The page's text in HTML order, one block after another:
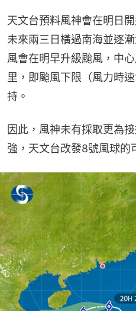
天文台預料風神會在明日
未來兩三日橫過南海並逐
風會在明早升級颱風，中
里，即颱風下限（風力時
持。
因此，風神未有採取更為
強，天文台改發8號風球的